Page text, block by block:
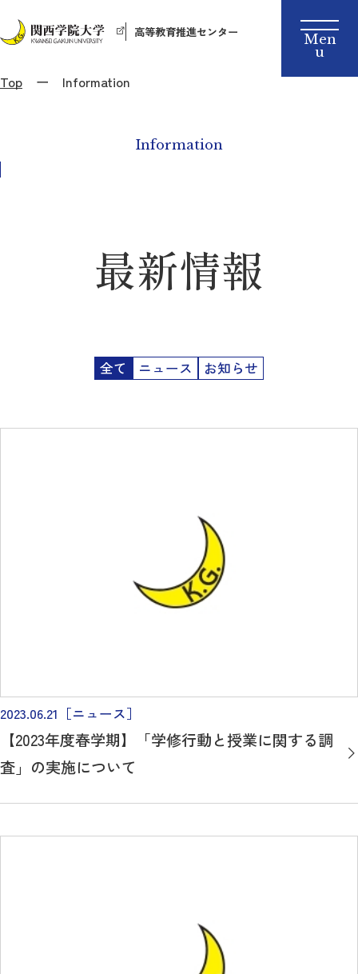
高等教育推進センター
Top Information
Information
最新情報
全て ニュース お知らせ
2023.06.21 ［ニュース］
【2023年度春学期】「学修行動と授業に関する調
査」の実施について